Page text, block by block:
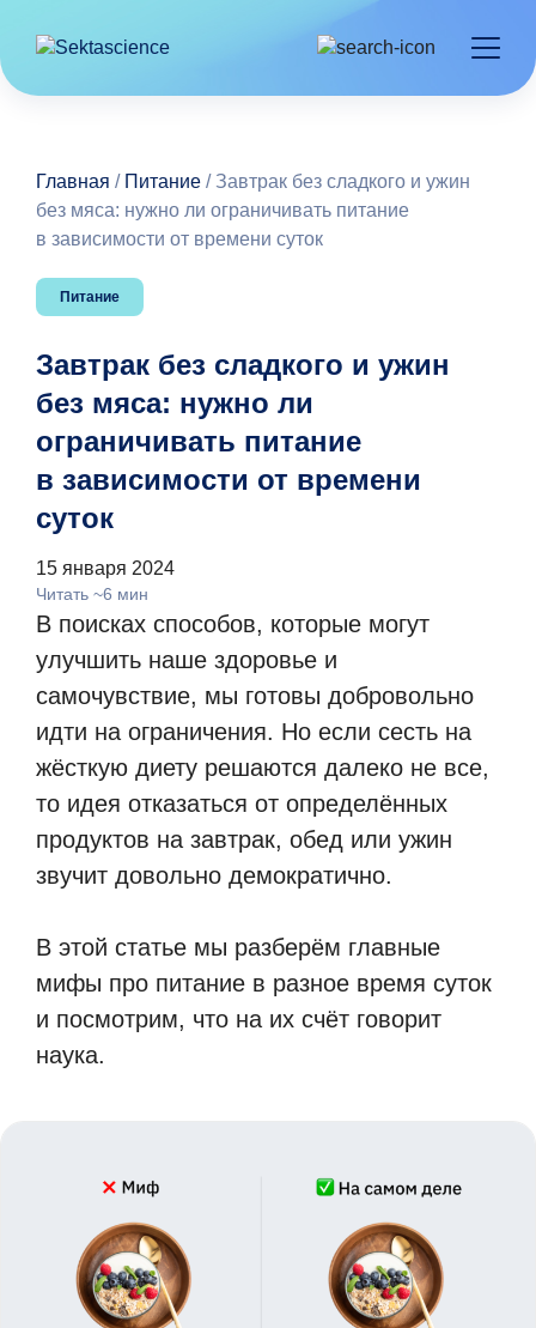
Главная / Питание / Завтрак без сладкого и ужин
без мяса: нужно ли ограничивать питание
в зависимости от времени суток
Питание
Завтрак без сладкого и ужин
без мяса: нужно ли
ограничивать питание
в зависимости от времени
суток
15 января 2024
Читать ~6 мин
В поисках способов, которые могут
улучшить наше здоровье и
самочувствие, мы готовы добровольно
идти на ограничения. Но если сесть на
жёсткую диету решаются далеко не все,
то идея отказаться от определённых
продуктов на завтрак, обед или ужин
звучит довольно демократично.
В этой статье мы разберём главные
мифы про питание в разное время суток
и посмотрим, что на их счёт говорит
наука.